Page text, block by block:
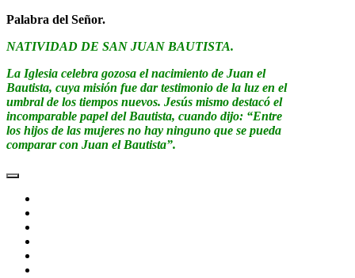
Palabra del Señor.
NATIVIDAD DE SAN JUAN BAUTISTA.
La Iglesia celebra gozosa el nacimiento de Juan el
Bautista, cuya misión fue dar testimonio de la luz en el
umbral de los tiempos nuevos. Jesús mismo destacó el
incomparable papel del Bautista, cuando dijo: “Entre
los hijos de las mujeres no hay ninguno que se pueda
comparar con Juan el Bautista”.